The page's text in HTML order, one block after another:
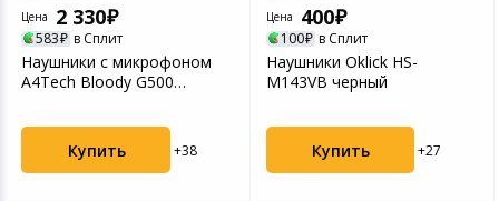
Цена
2 330
583 в Сплит
Наушники с микрофоном
A4Tech Bloody G500
Купить +38
Цена
400
100 в Сплит
Наушники Oklick HS-
M143VB черный
Купить +27